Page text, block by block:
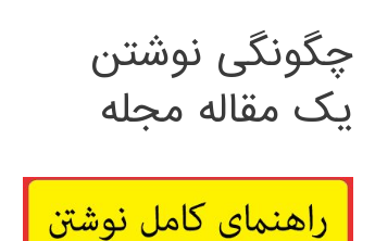
چگونگی نوشتن
یک مقاله مجله